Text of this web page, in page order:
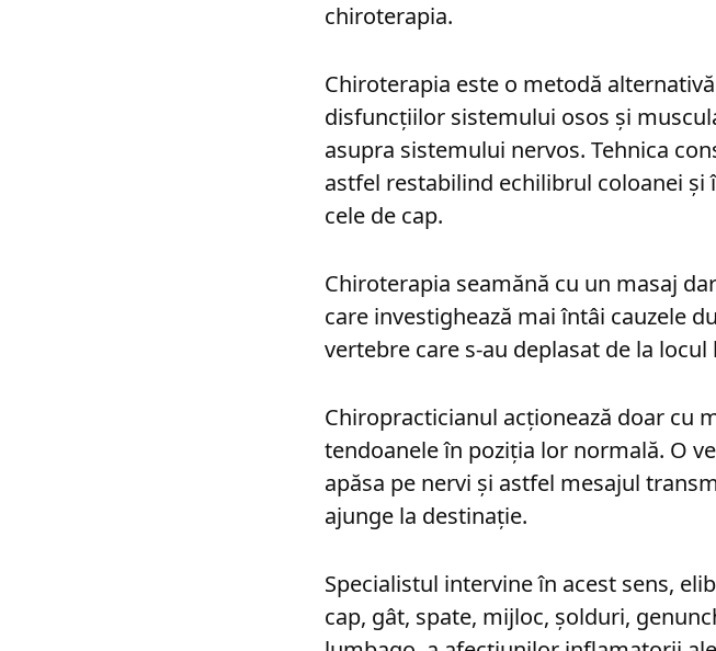
chiroterapia.
Chiroterapia este o metodă
disfuncțiilor sistemului osos și
asupra sistemului nervos. Tehnica
astfel restabilind echilibrul coloanei
cele de cap.
Chiroterapia seamănă cu un masaj
care investighează mai întâi cauzele
vertebre care s-au deplasat de la
Chiropracticianul acționează doar cu
tendoanele în poziția lor normală. O
apăsa pe nervi și astfel mesajul
ajunge la destinație.
Specialistul intervine în acest sens,
cap, gât, spate, mijloc, șolduri,